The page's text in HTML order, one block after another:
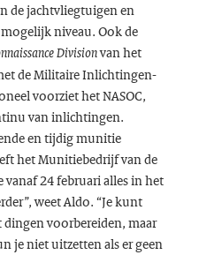
de jachtvliegtuigen en
niveau. Ook de
Divisionvan het
de Militaire Inlichtingen-
voorziet het NASOC,
van inlichtingen.
en tijdig munitie
het Munitiebedrijf van de
vanaf 24 februari alles in het
weet Aldo. “Je kunt
voorbereiden, maar
je niet uitzetten als er geen